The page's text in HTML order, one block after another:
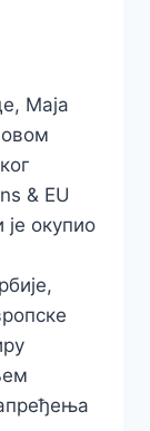
Маја
& EU
је окупио